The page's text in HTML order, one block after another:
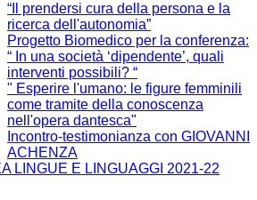
“Il prendersi cura della persona e la
ricerca dell'autonomia”
Progetto Biomedico per la conferenza:
“ In una società ‘dipendente’, quali
interventi possibili? “
" Esperire l'umano: le figure femminili
come tramite della conoscenza
nell'opera dantesca"
Incontro-testimonianza con GIOVANNI
ACHENZA
LINGUE E LINGUAGGI 2021-22